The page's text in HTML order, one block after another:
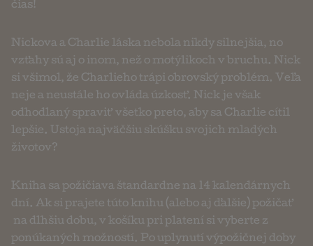
čias!
Nickova a Charlie láska nebola nikdy silnejšia, no
vzťahy sú aj o inom, než o motýlikoch v bruchu. Nick
si všimol, že Charlieho trápi obrovský problém. Veľa
neje a neustále ho ovláda úzkosť. Nick je však
odhodlaný spraviť všetko preto, aby sa Charlie cítil
lepšie. Ustoja najväčšiu skúšku svojich mladých
životov?
Kniha sa požičiava štandardne na 14 kalendárnych
dní. Ak si prajete túto knihu (alebo aj ďalšie) požičať
na dlhšiu dobu, v košíku pri platení si vyberte z
ponúkaných možností. Po uplynutí výpožičnej doby